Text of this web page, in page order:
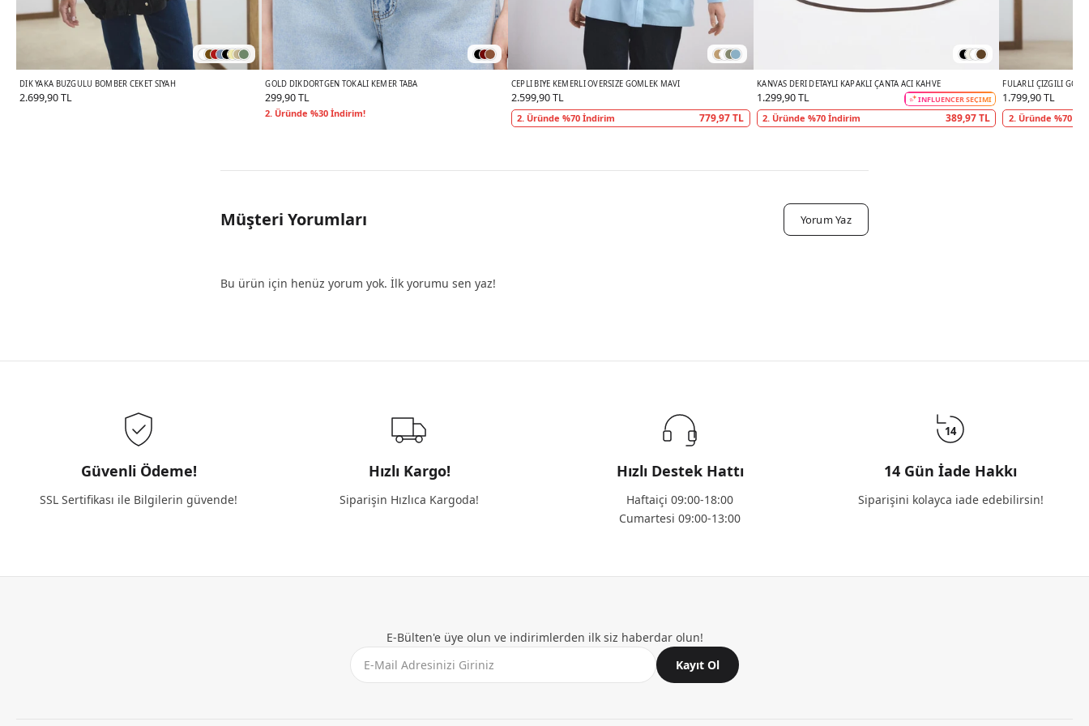
DIK YAKA BÜZGÜLÜ BOMBER CEKET SIYAH
2.699,90 TL
GOLD DIKDÖRTGEN TOKALI KEMER TABA
299,90 TL
2. Üründe %30 İndirim!
CEPLI BIYE KEMERLI OVERSIZE GÖMLEK MAVI
2.599,90 TL
2. Üründe %70 İndirim 779,97 TL
KANVAS DERI DETAYLI KAPAKLI ÇANTA ACI KAHVE
1.299,90 TL INFLUENCER SEÇİMİ
2. Üründe %70 İndirim 389,97 TL
FULARLI ÇIZGILI
1.799,90 TL
2. Üründe %70
Müşteri Yorumları Yorum Yaz
Bu ürün için henüz yorum yok. İlk yorumu sen yaz!
Güvenli Ödeme!
SSL Sertifikası ile Bilgilerin güvende!
Hızlı Kargo!
Siparişin Hızlıca Kargoda!
Hızlı Destek Hattı
Haftaiçi 09:00-18:00
Cumartesi 09:00-13:00
14
14 Gün İade Hakkı
Siparişini kolayca iade edebilirsin!
E-Bülten'e üye olun ve indirimlerden ilk siz haberdar olun!
Kayıt Ol